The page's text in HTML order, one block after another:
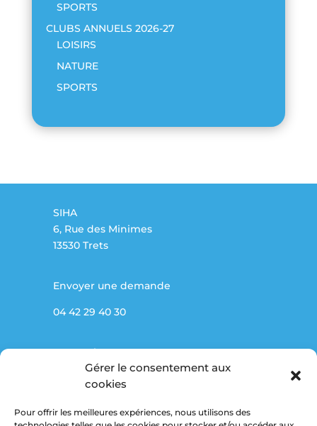
Gérer le consentement aux
cookies
Pour offrir les meilleures expériences, nous utilisons des
SPORTS
CLUBS ANNUELS 2026-27
LOISIRS
NATURE
SPORTS
SIHA
6, Rue des Minimes
13530 Trets
Envoyer une demande
04 42 29 40 30
Partenaires
Marché public
Mentions légales